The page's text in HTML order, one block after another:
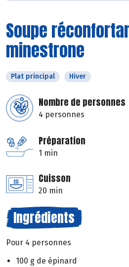
Soupe
minestrone
Plat principal Hiver
Nombre de personnes
4 personnes
Préparation
1 min
Cuisson
20 min
Ingrédients
Pour 4 personnes
100 g de épinard